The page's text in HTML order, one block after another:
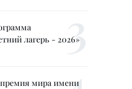
лагерь - 2026»
мира имени